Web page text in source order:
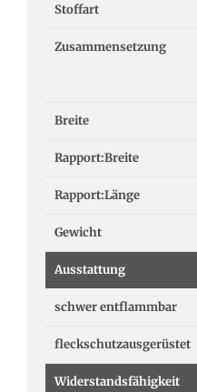
Stoffart
Zusammensetzung
Breite
Rapport:Breite
Rapport:Länge
Gewicht
Ausstattung
schwer entflammbar
fleckschutzausgerüstet
Widerstandsfähigkeit